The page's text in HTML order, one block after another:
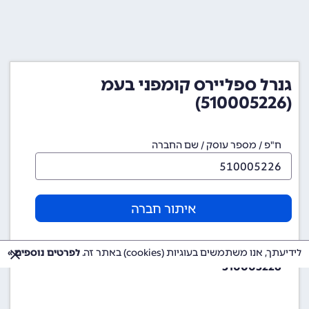
גנרל ספליירס קומפני בעמ
(510005226)
ח"פ / מספר עוסק / שם החברה
איתור חברה
510005226
לידיעתך, אנו משתמשים בעוגיות (cookies) באתר זה. לפרטים נוספים »